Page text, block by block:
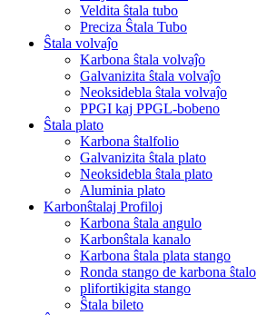
Veldita ŝtala tubo
Preciza Ŝtala Tubo
Ŝtala volvaĵo
Karbona ŝtala volvaĵo
Galvanizita ŝtala volvaĵo
Neoksidebla ŝtala volvaĵo
PPGI kaj PPGL-bobeno
Ŝtala plato
Karbona ŝtalfolio
Galvanizita ŝtala plato
Neoksidebla ŝtala plato
Aluminia plato
Karbonŝtalaj Profiloj
Karbona ŝtala angulo
Karbonŝtala kanalo
Karbona ŝtala plata stango
Ronda stango de karbona ŝtalo
plifortikigita stango
Ŝtala bileto